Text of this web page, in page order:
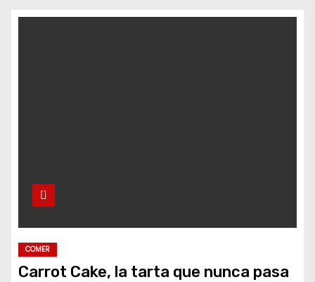
COMER
Carrot Cake, la tarta que nunca pasa